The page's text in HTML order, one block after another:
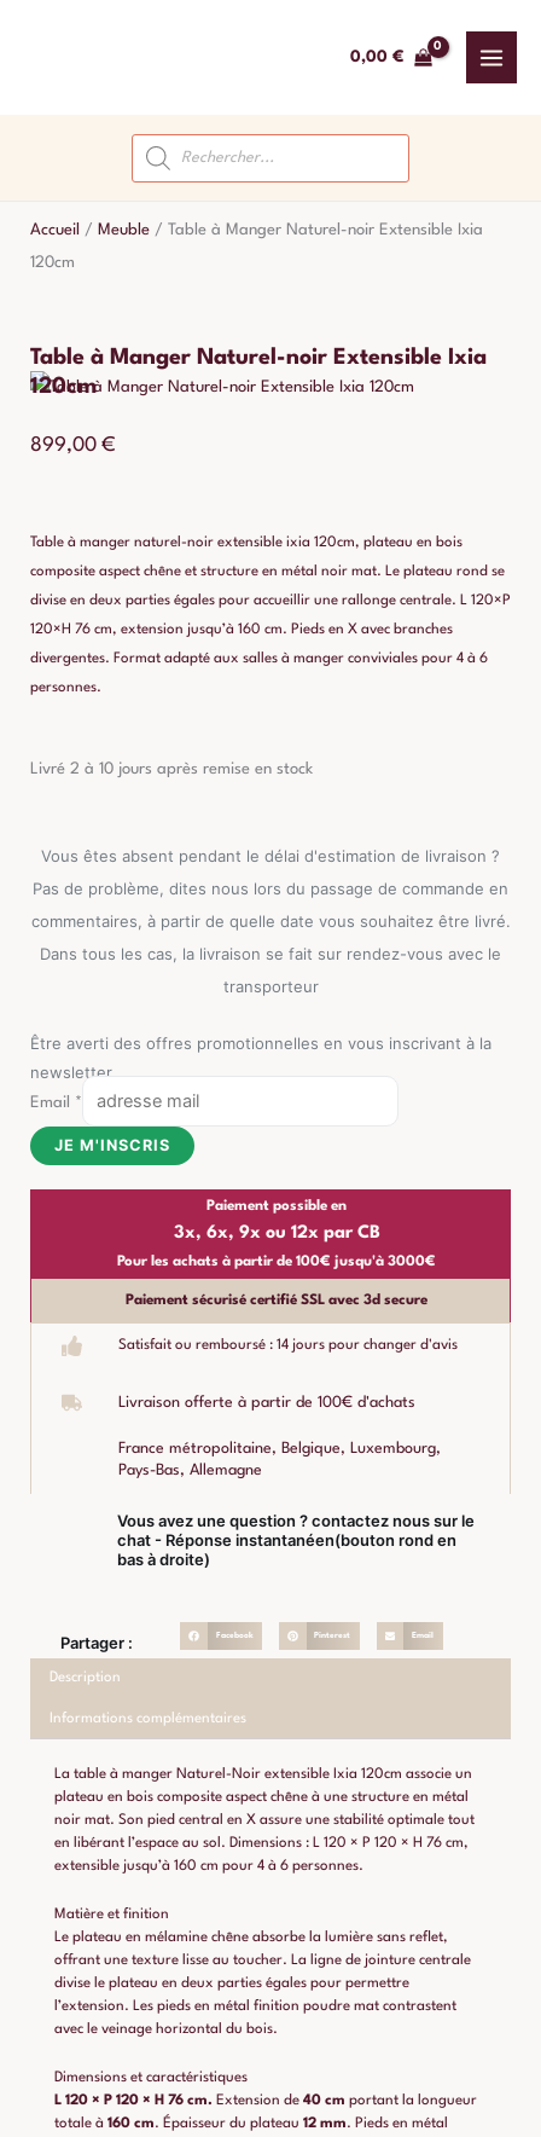
0,00 €
Recherche
de
produits
Accueil / Meuble / Table à Manger Naturel-noir Extensible Ixia
120cm
Table à Manger Naturel-noir Extensible Ixia
120cm
899,00 €
Table à manger naturel-noir extensible ixia 120cm, plateau en bois
composite aspect chêne et structure en métal noir mat. Le plateau rond se
divise en deux parties égales pour accueillir une rallonge centrale. L 120×P
120×H 76 cm, extension jusqu’à 160 cm. Pieds en X avec branches
divergentes. Format adapté aux salles à manger conviviales pour 4 à 6
personnes.
Livré 2 à 10 jours après remise en stock
Vous êtes absent pendant le délai d'estimation de livraison ?
Pas de problème, dites nous lors du passage de commande en
commentaires, à partir de quelle date vous souhaitez être livré.
Dans tous les cas, la livraison se fait sur rendez-vous avec le
transporteur
Être averti des offres promotionnelles en vous inscrivant à la
newsletter
Email *
JE M'INSCRIS
Paiement possible en
3x, 6x, 9x ou 12x par CB
Pour les achats à partir de 100€ jusqu'à 3000€
Paiement sécurisé certifié SSL avec 3d secure
Satisfait ou remboursé : 14 jours pour changer d'avis
Livraison offerte à partir de 100€ d'achats
France métropolitaine, Belgique, Luxembourg,
Pays-Bas, Allemagne
Vous avez une question ? contactez nous sur le
chat - Réponse instantanéen(bouton rond en
bas à droite)
Partager : Facebook Pinterest Email
Description
Informations complémentaires
La table à manger Naturel-Noir extensible Ixia 120cm associe un
plateau en bois composite aspect chêne à une structure en métal
noir mat. Son pied central en X assure une stabilité optimale tout
en libérant l’espace au sol. Dimensions : L 120 × P 120 × H 76 cm,
extensible jusqu’à 160 cm pour 4 à 6 personnes.
Matière et finition
Le plateau en mélamine chêne absorbe la lumière sans reflet,
offrant une texture lisse au toucher. La ligne de jointure centrale
divise le plateau en deux parties égales pour permettre
l’extension. Les pieds en métal finition poudre mat contrastent
avec le veinage horizontal du bois.
Dimensions et caractéristiques
L 120 × P 120 × H 76 cm. Extension de 40 cm portant la longueur
totale à 160 cm. Épaisseur du plateau 12 mm. Pieds en métal